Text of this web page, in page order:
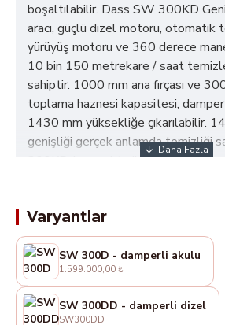
boşaltılabilir. Dass SW 300KD
aracı, güçlü dizel motoru, otomatik
yürüyüş motoru ve 360 derece
10 bin 150 metrekare / saat
sahiptir. 1000 mm ana fırçası ve
toplama haznesi kapasitesi, damper
1430 mm yüksekliğe çıkarılabilir.
genişliği gerçek anlamda temizliği
300KD, kompakt süpürme araçları
Varyantlar
SW 300D - damperli akulu
1.599.000,00 ₺
SW 300DD - damperli dizel
SW300DD